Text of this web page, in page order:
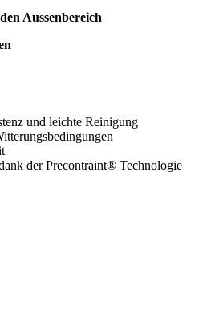
Aussenbereich
und leichte Reinigung
der Precontraint® Technologie